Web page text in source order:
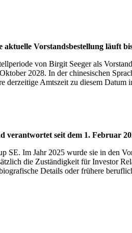
Vorstandsbestellung läuft
von Birgit Seeger als
2028. In der chinesischen
Amtszeit zu diesem Datum
verantwortet seit dem 1. Februar
SE. Im Jahr 2025 wurde sie in den
die Zuständigkeit für Investor
Details oder frühere